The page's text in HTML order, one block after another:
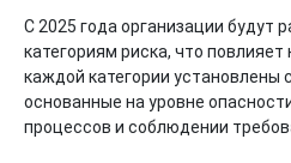
С 2025 года организации будут
категориям риска, что
каждой категории установлены
основанные на уровне
процессов и соблюдении